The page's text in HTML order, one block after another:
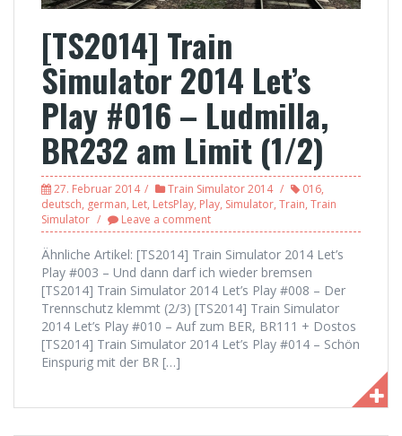
[TS2014] Train
Simulator 2014 Let’s
Play #016 – Ludmilla,
BR232 am Limit (1/2)
27. Februar 2014 Train Simulator 2014 016,
deutsch, german, Let, LetsPlay, Play, Simulator, Train, Train
Simulator
Leave a comment
Ähnliche Artikel: [TS2014] Train Simulator 2014 Let’s
Play #003 – Und dann darf ich wieder bremsen
[TS2014] Train Simulator 2014 Let’s Play #008 – Der
Trennschutz klemmt (2/3) [TS2014] Train Simulator
2014 Let’s Play #010 – Auf zum BER, BR111 + Dostos
[TS2014] Train Simulator 2014 Let’s Play #014 – Schön
Einspurig mit der BR […]